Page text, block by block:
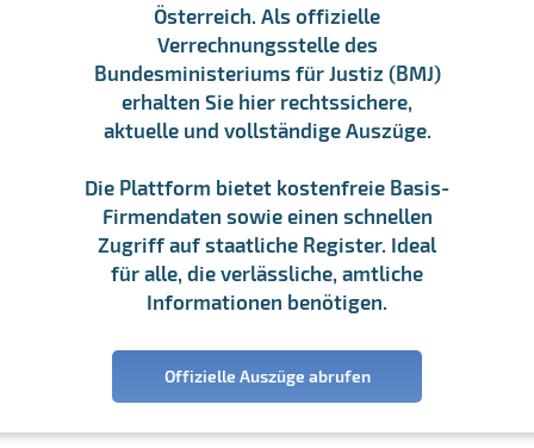
Österreich. Als offizielle
Verrechnungsstelle des
Bundesministeriums für Justiz (BMJ)
erhalten Sie hier rechtssichere,
aktuelle und vollständige Auszüge.
Die Plattform bietet kostenfreie Basis-
Firmendaten sowie einen schnellen
Zugriff auf staatliche Register. Ideal
für alle, die verlässliche, amtliche
Informationen benötigen.
Offizielle Auszüge abrufen